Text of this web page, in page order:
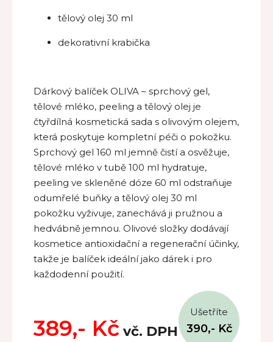
tělový olej 30 ml
dekorativní krabička
Dárkový balíček OLIVA – sprchový gel,
tělové mléko, peeling a tělový olej je
čtyřdílná kosmetická sada s olivovým olejem,
která poskytuje kompletní péči o pokožku.
Sprchový gel 160 ml jemně čistí a osvěžuje,
tělové mléko v tubě 100 ml hydratuje,
peeling ve skleněné dóze 60 ml odstraňuje
odumřelé buňky a tělový olej 30 ml
pokožku vyživuje, zanechává ji pružnou a
hedvábně jemnou. Olivové složky dodávají
kosmetice antioxidační a regenerační účinky,
takže je balíček ideální jako dárek i pro
každodenní použití.
389,- Kč vč. DPH
Ušetříte
390,- Kč